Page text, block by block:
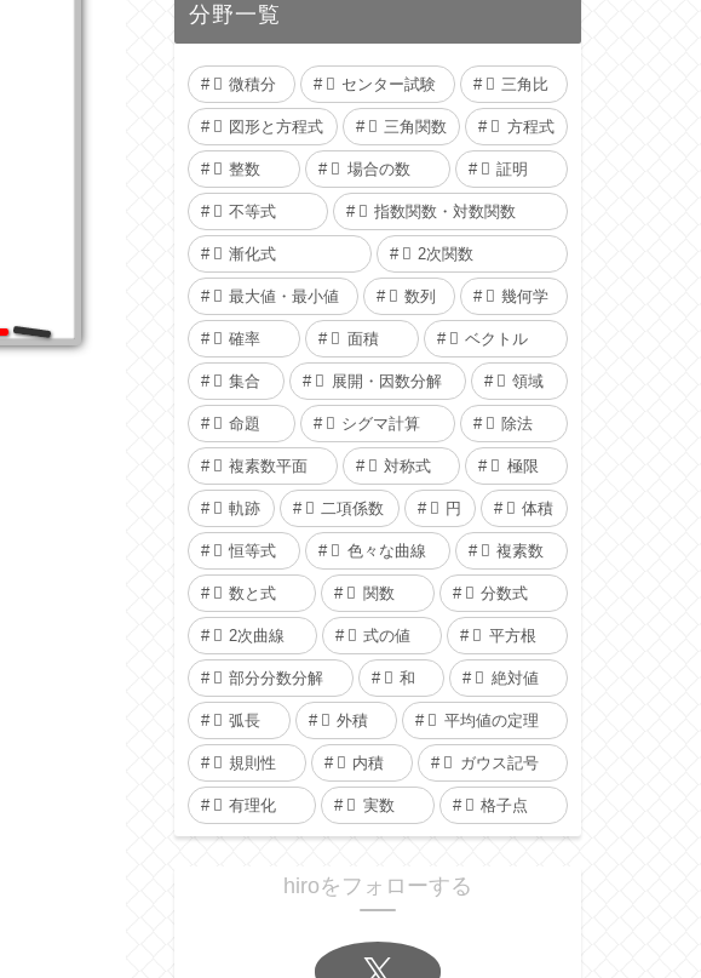
分野一覧
微積分 センター試験 三角比
図形と方程式 三角関数 方程式
整数 場合の数 証明
不等式 指数関数・対数関数
漸化式 2次関数
最大値・最小値 数列 幾何学
確率 面積 ベクトル
集合 展開・因数分解 領域
命題 シグマ計算 除法
複素数平面 対称式 極限
軌跡 二項係数 円 体積
恒等式 色々な曲線 複素数
数と式 関数 分数式
2次曲線 式の値 平方根
部分分数分解 和 絶対値
弧長 外積 平均値の定理
規則性 内積 ガウス記号
有理化 実数 格子点
hiroをフォローする